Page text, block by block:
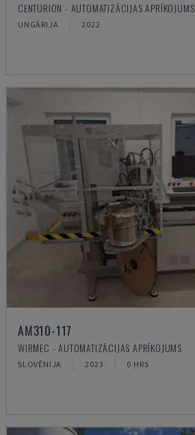
CENTURION - AUTOMATIZĀCIJAS APRĪKOJUMS
UNGĀRIJA 2022
AM310-117
WIRMEC - AUTOMATIZĀCIJAS APRĪKOJUMS
SLOVĒNIJA 2023 0 HRS